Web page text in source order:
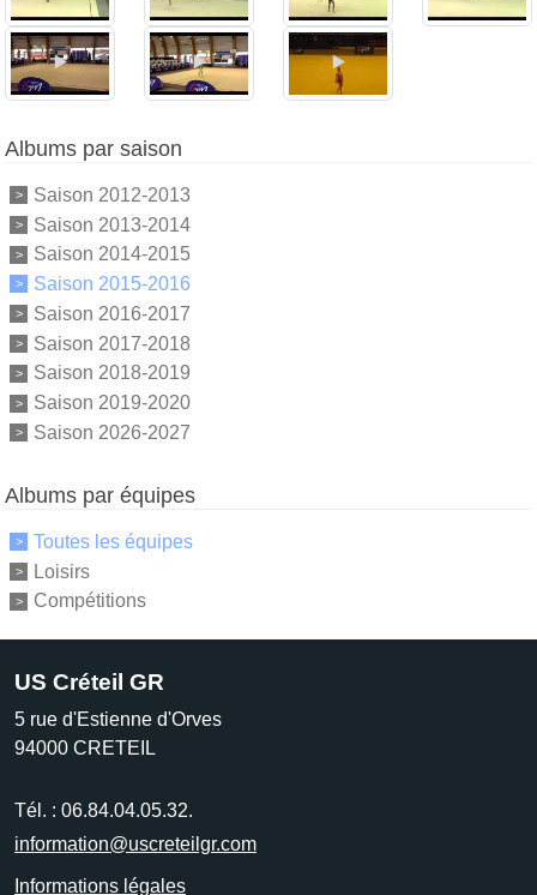
Albums par saison
Saison 2012-2013
Saison 2013-2014
Saison 2014-2015
Saison 2015-2016
Saison 2016-2017
Saison 2017-2018
Saison 2018-2019
Saison 2019-2020
Saison 2026-2027
Albums par équipes
Toutes les équipes
Loisirs
Compétitions
US Créteil GR
5 rue d'Estienne d'Orves
94000 CRETEIL
Tél. : 06.84.04.05.32.
information@uscreteilgr.com
Informations légales